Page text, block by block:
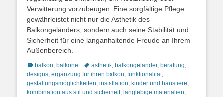
Verwitterung vorzubeugen. Eine sorgfältige Pflege
gewährleistet nicht nur die Ästhetik des
Balkongeländers, sondern auch seine Stabilität und
Sicherheit für eine langanhaltende Freude an Ihrem
Außenbereich.
Kategorien
balkon, balkone Schlagworte
ästhetik, balkongeländer, beratung,
designs, ergänzung für ihren balkon, funktionalität,
gestaltungsmöglichkeiten, installation, kinder und haustiere,
kombination aus stil und sicherheit, langlebige materialien,